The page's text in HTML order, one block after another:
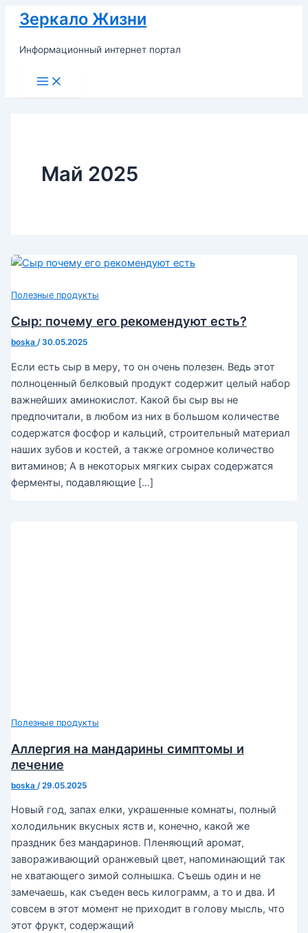
Перейти
содержимому
Зеркало Жизни
Информационный интернет портал
Main
Menu
Май 2025
Полезные продукты
Сыр: почему его рекомендуют есть?
boska /30.05.2025
Если есть сыр в меру, то он очень полезен. Ведь этот
полноценный белковый продукт содержит целый набор
важнейших аминокислот. Какой бы сыр вы не
предпочитали, в любом из них в большом количестве
содержатся фосфор и кальций, строительный материал
наших зубов и костей, а также огромное количество
витаминов; А в некоторых мягких сырах содержатся
ферменты, подавляющие […]
Полезные продукты
Аллергия на мандарины симптомы и
лечение
boska /29.05.2025
Новый год, запах елки, украшенные комнаты, полный
холодильник вкусных яств и, конечно, какой же
праздник без мандаринов. Пленяющий аромат,
завораживающий оранжевый цвет, напоминающий так
не хватающего зимой солнышка. Съешь один и не
замечаешь, как съеден весь килограмм, а то и два. И
совсем в этот момент не приходит в голову мысль, что
этот фрукт, содержащий